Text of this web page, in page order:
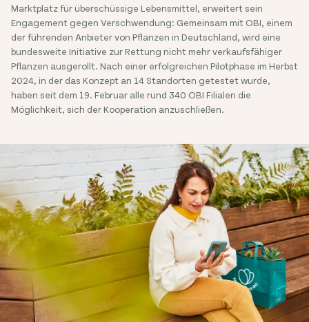
Marktplatz für überschüssige Lebensmittel, erweitert sein
Engagement gegen Verschwendung: Gemeinsam mit OBI, einem
der führenden Anbieter von Pflanzen in Deutschland, wird eine
bundesweite Initiative zur Rettung nicht mehr verkaufsfähiger
Pflanzen ausgerollt. Nach einer erfolgreichen Pilotphase im Herbst
2024, in der das Konzept an 14 Standorten getestet wurde,
haben seit dem 19. Februar alle rund 340 OBI Filialen die
Möglichkeit, sich der Kooperation anzuschließen.